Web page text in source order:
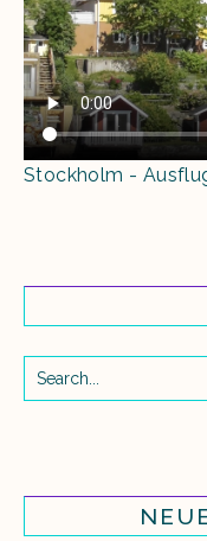
Stockholm -